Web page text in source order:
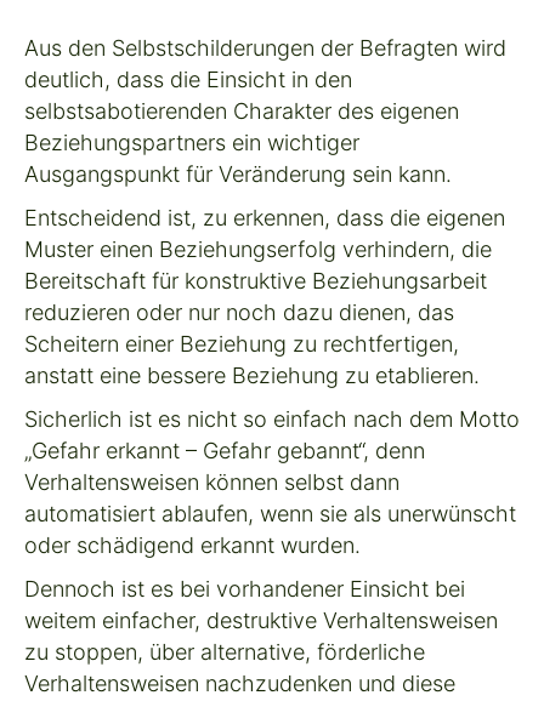
Aus den Selbstschilderungen der Befragten wird
deutlich, dass die Einsicht in den
selbstsabotierenden Charakter des eigenen
Beziehungspartners ein wichtiger
Ausgangspunkt für Veränderung sein kann.
Entscheidend ist, zu erkennen, dass die eigenen
Muster einen Beziehungserfolg verhindern, die
Bereitschaft für konstruktive Beziehungsarbeit
reduzieren oder nur noch dazu dienen, das
Scheitern einer Beziehung zu rechtfertigen,
anstatt eine bessere Beziehung zu etablieren.
Sicherlich ist es nicht so einfach nach dem Motto
„Gefahr erkannt – Gefahr gebannt“, denn
Verhaltensweisen können selbst dann
automatisiert ablaufen, wenn sie als unerwünscht
oder schädigend erkannt wurden.
Dennoch ist es bei vorhandener Einsicht bei
weitem einfacher, destruktive Verhaltensweisen
zu stoppen, über alternative, förderliche
Verhaltensweisen nachzudenken und diese